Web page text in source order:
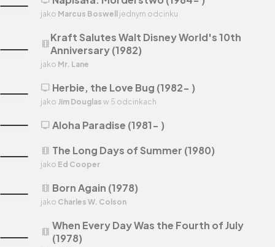
theaters Born Again (1978)
jako Charles W. Colson
theatersKraft Salutes Walt Disney World's 10th
Anniversary (1982)
jako Mr. Lane
theaters When Every Day Was the Fourth of July
(1978)
theaters The Long Days of Summer (1980)
jako Ed Cooper
tv Herbie, the Love Bug (1982- )
jako Jim Douglas w 5 odcinkach
tv Aloha Paradise (1981- )
jako Marcus Boswell jednym odcinku